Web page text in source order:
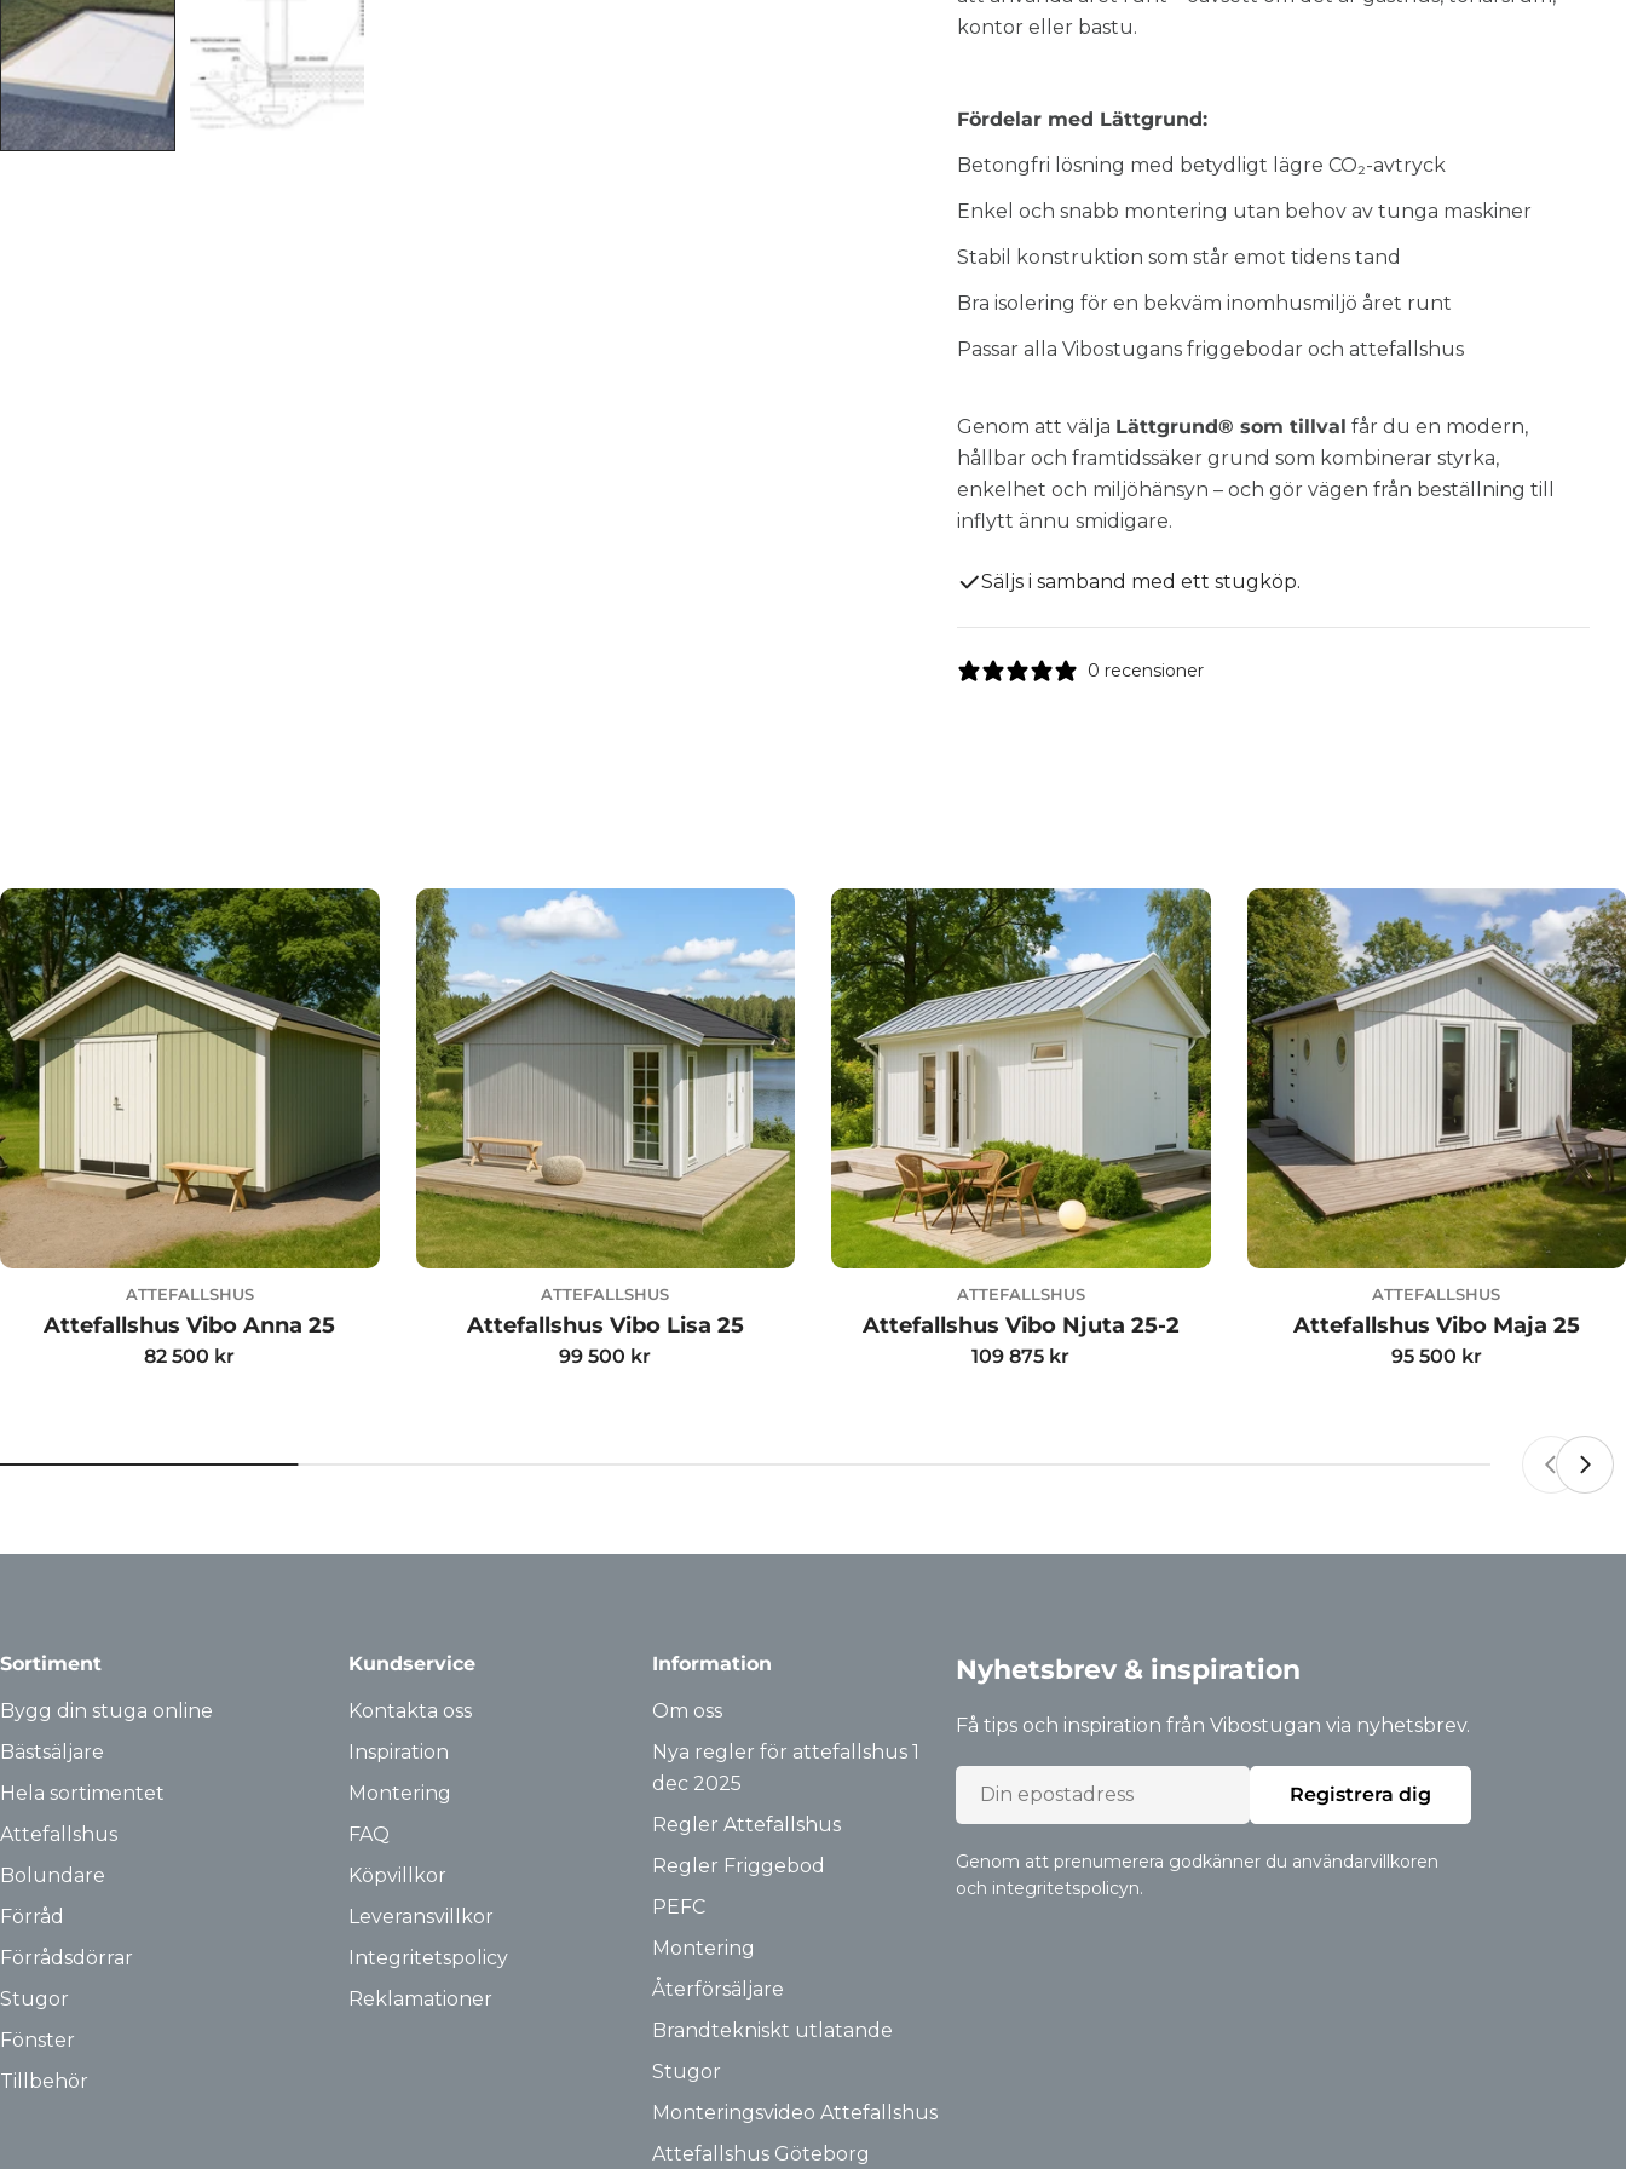
kontor eller bastu.
Fördelar med Lättgrund:
Betongfri lösning med betydligt lägre CO₂-avtryck
Enkel och snabb montering utan behov av tunga maskiner
Stabil konstruktion som står emot tidens tand
Bra isolering för en bekväm inomhusmiljö året runt
Passar alla Vibostugans friggebodar och attefallshus
Genom att välja Lättgrund® som tillval får du en modern,
hållbar och framtidssäker grund som kombinerar styrka,
enkelhet och miljöhänsyn – och gör vägen från beställning till
inflytt ännu smidigare.
Säljs i samband med ett stugköp.
0 recensioner
ATTEFALLSHUS
Attefallshus Vibo Anna 25
Ordinarie
82 500 kr
ATTEFALLSHUS
Attefallshus Vibo Lisa 25
Ordinarie
99 500 kr
ATTEFALLSHUS
Attefallshus Vibo Njuta 25-2
Ordinarie
109 875 kr
ATTEFALLSHUS
Attefallshus Vibo Maja 25
Ordinarie
95 500 kr
Sortiment
Bygg din stuga online
Bästsäljare
Hela sortimentet
Attefallshus
Bolundare
Förråd
Förrådsdörrar
Stugor
Fönster
Tillbehör
Kundservice
Kontakta oss
Inspiration
Montering
FAQ
Köpvillkor
Leveransvillkor
Integritetspolicy
Reklamationer
Information
Om oss
Nya regler för attefallshus 1
dec 2025
Regler Attefallshus
Regler Friggebod
PEFC
Montering
Återförsäljare
Brandtekniskt utlatande
Stugor
Monteringsvideo Attefallshus
Attefallshus Göteborg
Nyhetsbrev & inspiration
Få tips och inspiration från Vibostugan via nyhetsbrev.
Epost
Registrera dig
Genom att prenumerera godkänner du användarvillkoren
och integritetspolicyn.